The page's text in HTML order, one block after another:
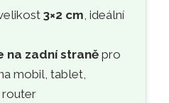
3×2 cm , ideální
na zadní straněpro
mobil, tablet,